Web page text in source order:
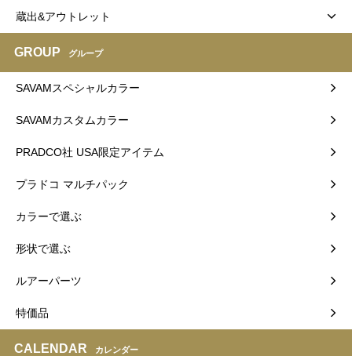
蔵出&アウトレット
GROUP グループ
SAVAMスペシャルカラー
SAVAMカスタムカラー
PRADCO社 USA限定アイテム
プラドコ マルチパック
カラーで選ぶ
形状で選ぶ
ルアーパーツ
特価品
CALENDAR カレンダー